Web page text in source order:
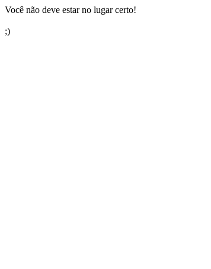
Você não deve estar no lugar certo!
;)